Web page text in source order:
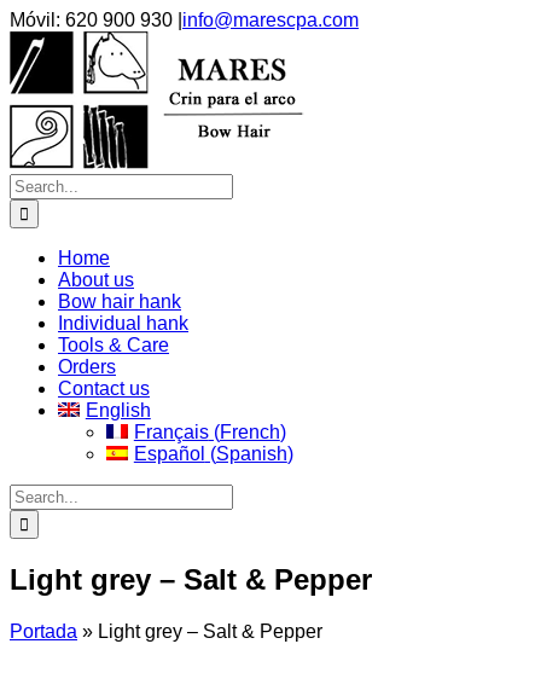
Skip
content
Móvil: 620 900 930 info@marescpa.com
Facebook
Instagram
Pinterest
Search
for:
Home
About us
Bow hair hank
Individual hank
Tools & Care
Orders
Contact us
English
Français(French)
Español (Spanish)
Search
for:
Light grey – Salt & Pepper
Portada » Light grey – Salt & Pepper